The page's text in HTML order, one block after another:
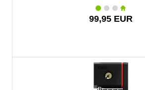
99,95 EUR